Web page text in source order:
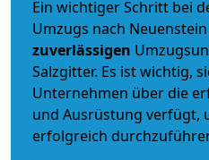
Ein wichtiger Schritt bei
Umzugs nach
zuverlässigen
Salzgitter. Es ist wichtig,
Unternehmen über die
und Ausrüstung verfügt,
erfolgreich